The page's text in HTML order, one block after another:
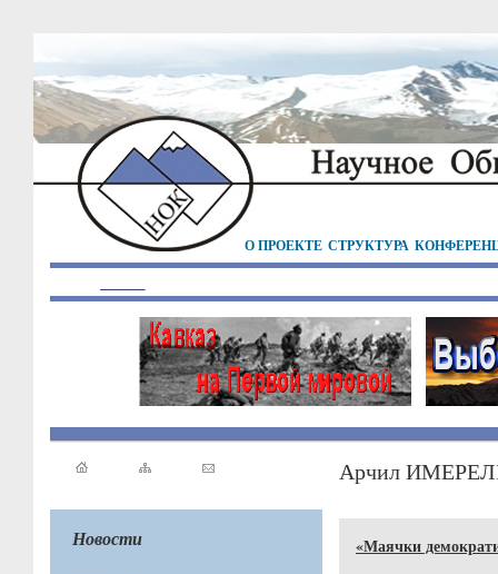
О ПРОЕКТЕ СТРУКТУРА
Новости
Арчил
«Маячки